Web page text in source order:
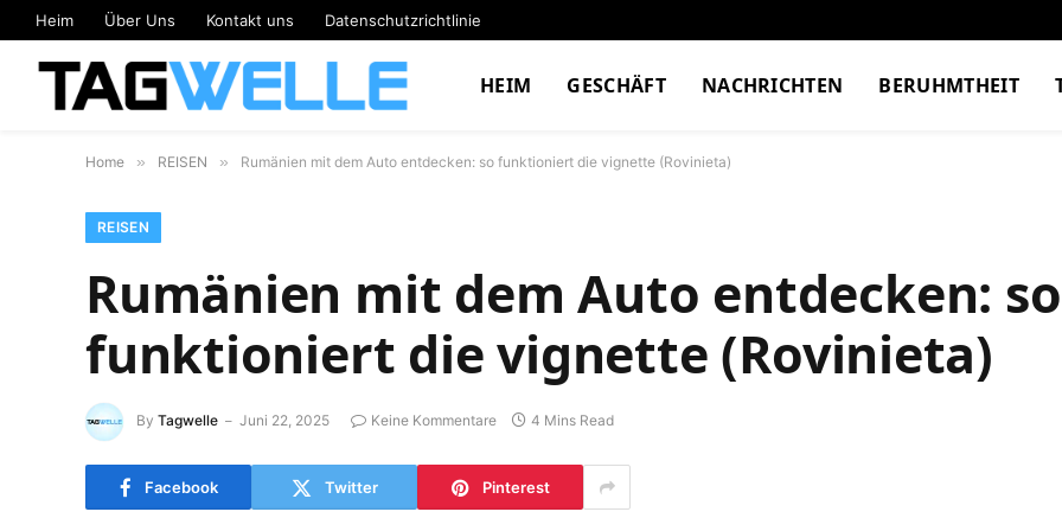
Heim Über Uns Kontakt uns Datenschutzrichtlinie
HEIM GESCHÄFT NACHRICHTEN BERUHMTHEIT
Home » REISEN » Rumänien mit dem Auto entdecken: so funktioniert die vignette (Rovinieta)
REISEN
Rumänien mit dem Auto entdecken: so
funktioniert die vignette (Rovinieta)
By Tagwelle Juni 22, 2025 Keine Kommentare 4 Mins Read
Facebook Twitter Pinterest